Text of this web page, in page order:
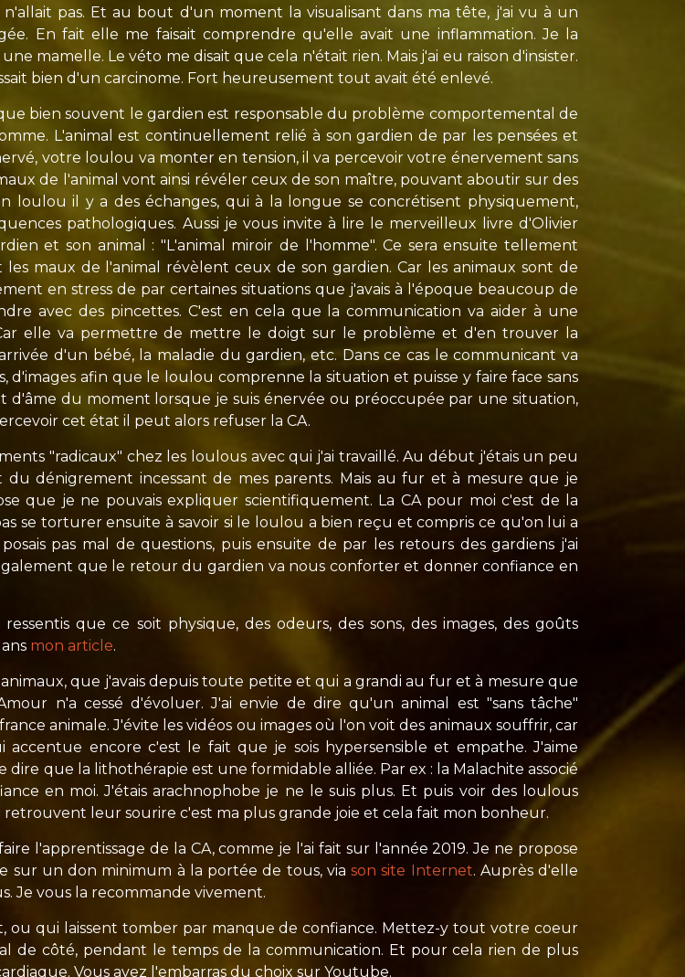
pas. Et au bout d'un moment la visualisant dans ma tête, j'ai vu à un
En fait elle me faisait comprendre qu'elle avait une inflammation. Je la
mamelle. Le véto me disait que cela n'était rien. Mais j'ai eu raison d'insister.
bien d'un carcinome. Fort heureusement tout avait été enlevé.
bien souvent le gardien est responsable du problème comportemental de
L'animal est continuellement relié à son gardien de par les pensées et
votre loulou va monter en tension, il va percevoir votre énervement sans
de l'animal vont ainsi révéler ceux de son maître, pouvant aboutir sur des
loulou il y a des échanges, qui à la longue se concrétisent physiquement,
pathologiques. Aussi je vous invite à lire le merveilleux livre d'Olivier
et son animal : "L'animal miroir de l'homme". Ce sera ensuite tellement
maux de l'animal révèlent ceux de son gardien. Car les animaux sont de
en stress de par certaines situations que j'avais à l'époque beaucoup de
avec des pincettes. C'est en cela que la communication va aider à une
elle va permettre de mettre le doigt sur le problème et d'en trouver la
d'un bébé, la maladie du gardien, etc. Dans ce cas le communicant va
d'images afin que le loulou comprenne la situation et puisse y faire face sans
d'âme du moment lorsque je suis énervée ou préoccupée par une situation,
cet état il peut alors refuser la CA.
"radicaux" chez les loulous avec qui j'ai travaillé. Au début j'étais un peu
dénigrement incessant de mes parents. Mais au fur et à mesure que je
que je ne pouvais expliquer scientifiquement. La CA pour moi c'est de la
se torturer ensuite à savoir si le loulou a bien reçu et compris ce qu'on lui a
pas mal de questions, puis ensuite de par les retours des gardiens j'ai
que le retour du gardien va nous conforter et donner confiance en
que ce soit physique, des odeurs, des sons, des images, des goûts
mon article.
que j'avais depuis toute petite et qui a grandi au fur et à mesure que
n'a cessé d'évoluer. J'ai envie de dire qu'un animal est "sans tâche"
animale. J'évite les vidéos ou images où l'on voit des animaux souffrir, car
encore c'est le fait que je sois hypersensible et empathe. J'aime
que la lithothérapie est une formidable alliée. Par ex : la Malachite associé
en moi. J'étais arachnophobe je ne le suis plus. Et puis voir des loulous
leur sourire c'est ma plus grande joie et cela fait mon bonheur.
l'apprentissage de la CA, comme je l'ai fait sur l'année 2019. Je ne propose
sur un don minimum à la portée de tous, via son site Internet. Auprès d'elle
Je vous la recommande vivement.
qui laissent tomber par manque de confiance. Mettez-y tout votre coeur
de côté, pendant le temps de la communication. Et pour cela rien de plus
Vous avez l'embarras du choix sur Youtube.